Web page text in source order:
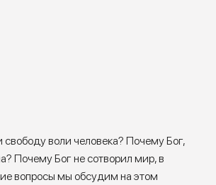
воли человека? Почему Бог,
Почему Бог не сотворил мир, в
вопросы мы обсудим на этом